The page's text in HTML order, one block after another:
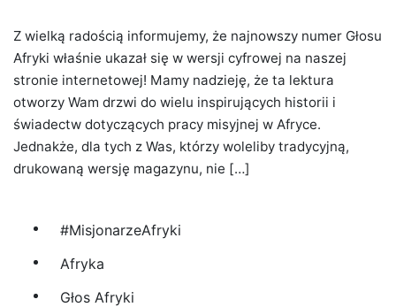
Z wielką radością informujemy, że najnowszy numer Głosu
Afryki właśnie ukazał się w wersji cyfrowej na naszej
stronie internetowej! Mamy nadzieję, że ta lektura
otworzy Wam drzwi do wielu inspirujących historii i
świadectw dotyczących pracy misyjnej w Afryce.
Jednakże, dla tych z Was, którzy woleliby tradycyjną,
drukowaną wersję magazynu, nie […]
#MisjonarzeAfryki
Afryka
Głos Afryki